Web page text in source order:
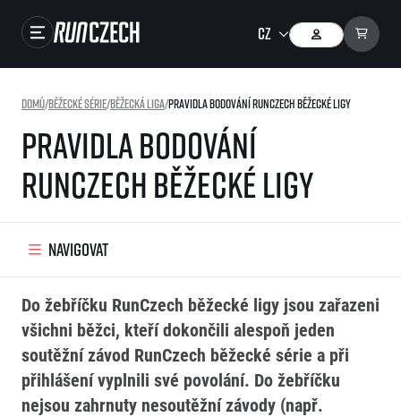
Foto & Video
RunCzech Store
Běžecká liga
O běžecké lize
Jak to funguje
Výsledky běžecké ligy
Pravidla bodování
RunCzech běžecké ligy
Domů/Běžecké série/Běžecká liga/Pravidla bodování RunCzech běžecké ligy
Navigovat
Do žebříčku RunCzech běžecké ligy jsou zařazeni
všichni běžci, kteří dokončili alespoň jeden
soutěžní závod RunCzech běžecké série a při
přihlášení vyplnili své povolání. Do žebříčku
nejsou zahrnuty nesoutěžní závody (např.
Close navigation